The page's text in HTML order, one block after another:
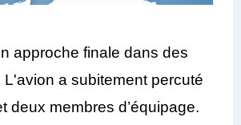
approche finale dans des
a subitement percuté
deux membres d’équipage.